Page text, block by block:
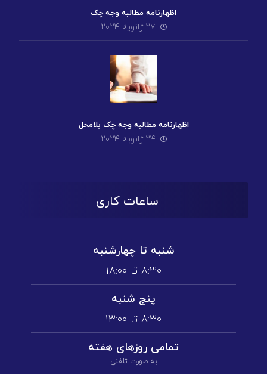
اظهارنامه مطالبه وجه چک
۲۷ ژانویه ۲۰۲۴
اظهارنامه مطالبه وجه چک بلامحل
۲۴ ژانویه ۲۰۲۴
ساعات کاری
شنبه تا چهارشنبه
۸:۳۰ تا ۱۸:۰۰
پنج شنبه
۸:۳۰ تا ۱3:۰۰
تمامی روز‌های هفته
به صورت تلفنی